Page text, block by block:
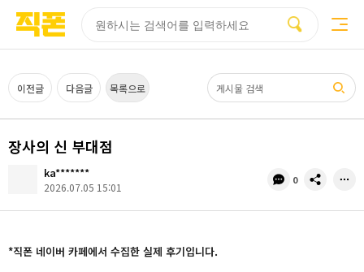
이전글 다음글 목록으로
장사의 신 부대점
ka*******
2026.07.05 15:01
댓
수
0
공
*직폰 네이버 카페에서 수집한 실제 후기입니다.
페이지
페이지
페이지
페이지